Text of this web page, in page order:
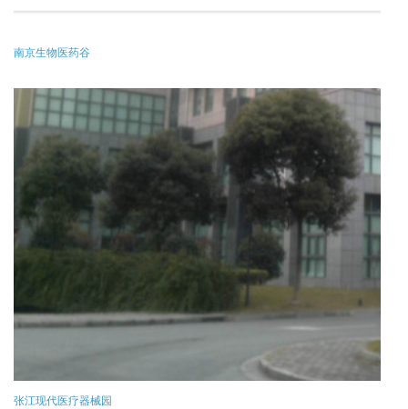
南京生物医药谷
张江现代医疗器械园